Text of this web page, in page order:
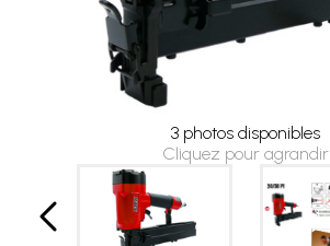
3 photos disponibles
Cliquez pour agrandir